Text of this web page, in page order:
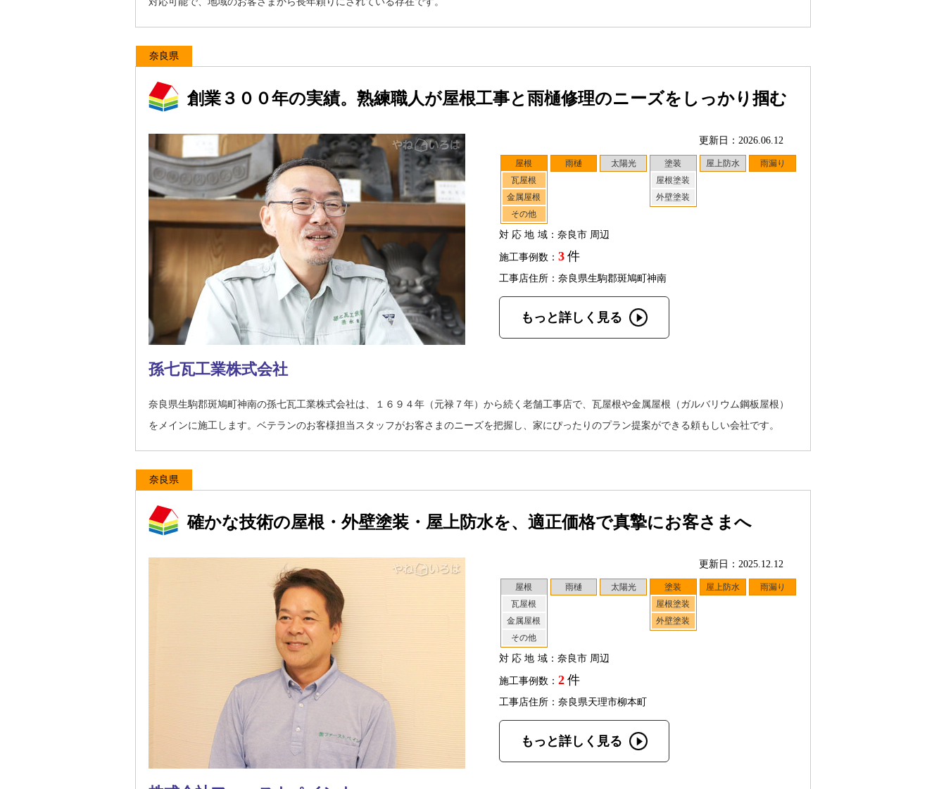
奈良県
創業３００年の実績。熟練職人が屋根工事と雨樋修理のニーズをしっかり掴む
更新日：2026.06.12
屋根
瓦屋根
金属屋根
その他
雨樋 太陽光
塗装
屋根塗装
外壁塗装
屋上防水 雨漏り
対応地域：奈良市 周辺
施工事例数： 3 件
工事店住所：奈良県生駒郡斑鳩町神南
もっと詳しく見る
孫七瓦工業株式会社
奈良県生駒郡斑鳩町神南の孫七瓦工業株式会社は、１６９４年（元禄７年）から続く老舗工事店で、瓦屋根や金属屋根（ガルバリウム鋼板屋根）
をメインに施工します。ベテランのお客様担当スタッフがお客さまのニーズを把握し、家にぴったりのプラン提案ができる頼もしい会社です。
奈良県
確かな技術の屋根・外壁塗装・屋上防水を、適正価格で真摯にお客さまへ
更新日：2025.12.12
屋根
瓦屋根
金属屋根
その他
雨樋 太陽光
塗装
屋根塗装
外壁塗装
屋上防水 雨漏り
対応地域：奈良市 周辺
施工事例数： 2 件
工事店住所：奈良県天理市柳本町
もっと詳しく見る